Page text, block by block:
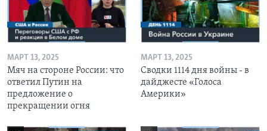
МАРТ 13, 2025
Мяч на стороне России: что
ответил Путин на
предложение о
прекращении огня
МАРТ 13, 2025
Сводки 1114 дня войны - в
дайджесте «Голоса
Америки»